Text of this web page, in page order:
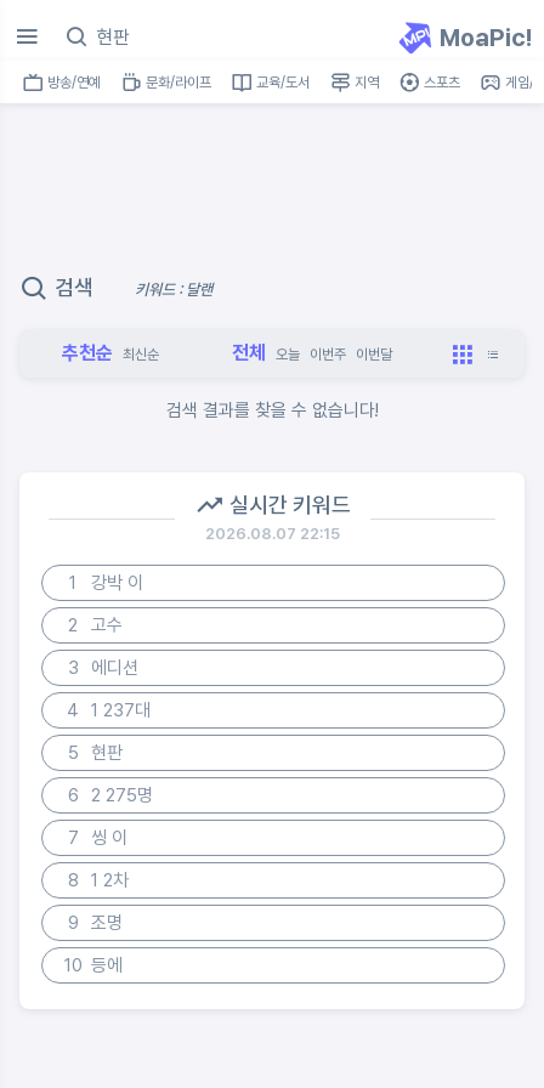
MoaPic!
방송/연예 문화/라이프 교육/도서 지역 스포츠 게임/
검색 키워드 : 달랜
추천순 최신순 전체 오늘 이번주 이번달
검색 결과를 찾을 수 없습니다!
실시간 키워드
2026.08.07 22:15
1
강박 이
2
고수
3
에디션
4
1 237대
5
현판
6
2 275명
7
씽 이
8
1 2차
9
조명
10 등에